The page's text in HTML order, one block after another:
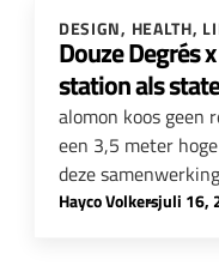
DESIGN, HEALTH,
Douze Degrés
station als
alomon koos geen
een 3,5 meter
deze
Hayco Volkers
-juli 16,